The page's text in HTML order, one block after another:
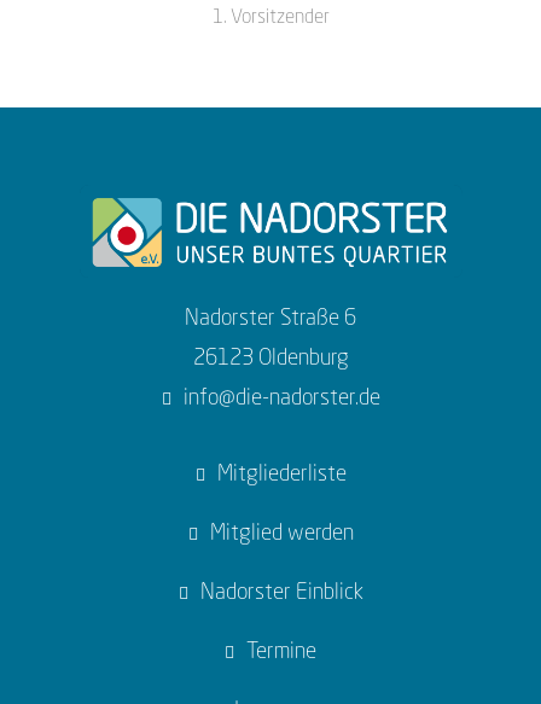
1. Vorsitzender
Nadorster Straße 6
26123 Oldenburg
info@die-nadorster.de
Mitgliederliste
Mitglied werden
Nadorster Einblick
Termine